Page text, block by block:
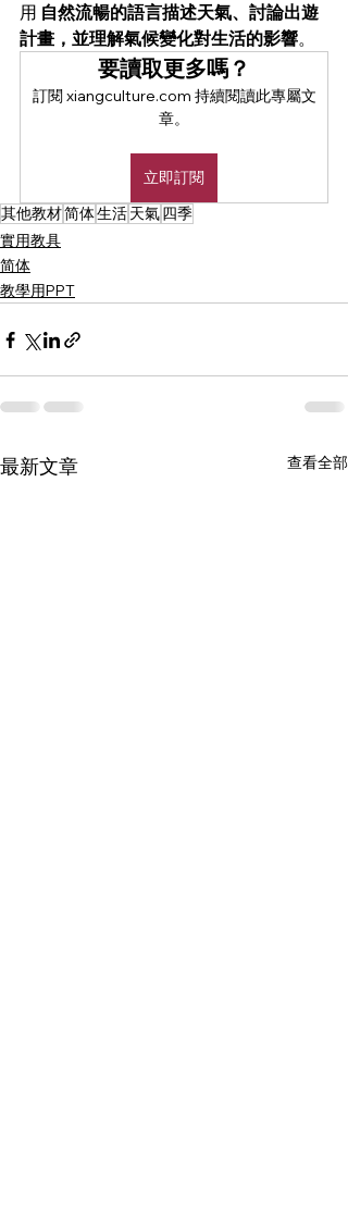
用 自然流暢的語言描述天氣、討論出遊
計畫，並理解氣候變化對生活的影響。
要讀取更多嗎？
訂閱 xiangculture.com 持續閱讀此專屬文
章。
立即訂閱
其他教材简体生活天氣四季
實用教具
简体
教學用PPT
最新文章 查看全部